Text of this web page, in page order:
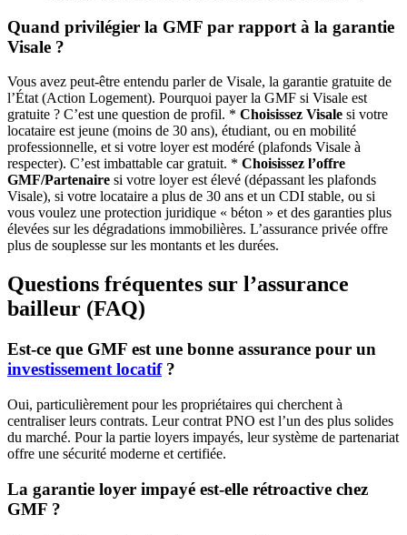
Quand privilégier la GMF par rapport à la garantie
Visale ?
Vous avez peut-être entendu parler de Visale, la garantie gratuite de
l’État (Action Logement). Pourquoi payer la GMF si Visale est
gratuite ? C’est une question de profil. * Choisissez Visale si votre
locataire est jeune (moins de 30 ans), étudiant, ou en mobilité
professionnelle, et si votre loyer est modéré (plafonds Visale à
respecter). C’est imbattable car gratuit. * Choisissez l’offre
GMF/Partenaire si votre loyer est élevé (dépassant les plafonds
Visale), si votre locataire a plus de 30 ans et un CDI stable, ou si
vous voulez une protection juridique « béton » et des garanties plus
élevées sur les dégradations immobilières. L’assurance privée offre
plus de souplesse sur les montants et les durées.
Questions fréquentes sur l’assurance
bailleur (FAQ)
Est-ce que GMF est une bonne assurance pour un
investissement locatif?
Oui, particulièrement pour les propriétaires qui cherchent à
centraliser leurs contrats. Leur contrat PNO est l’un des plus solides
du marché. Pour la partie loyers impayés, leur système de partenariat
offre une sécurité moderne et certifiée.
La garantie loyer impayé est-elle rétroactive chez
GMF ?